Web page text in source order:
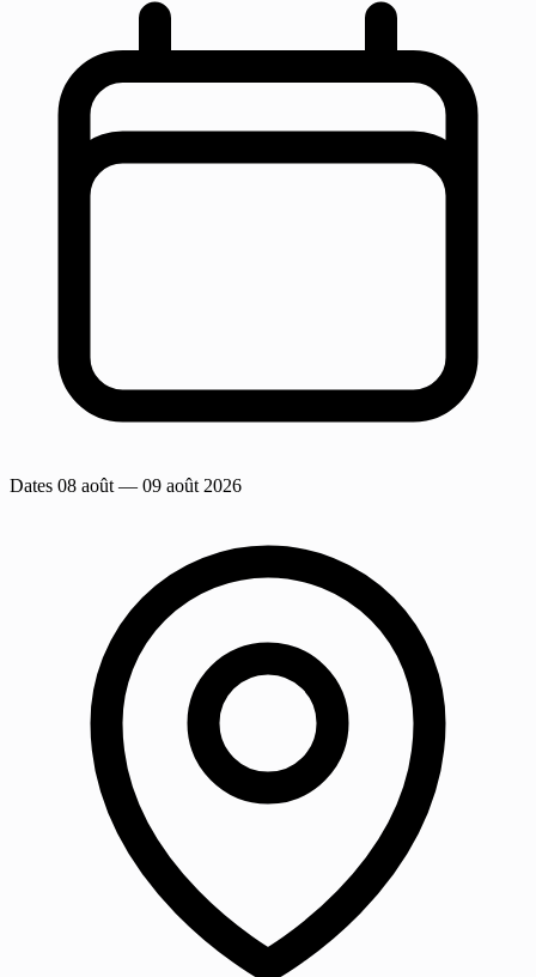
Dates 08 août — 09 août 2026